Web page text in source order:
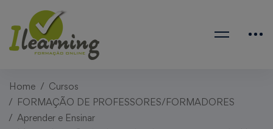
Home
Cursos
FORMAÇÃO DE PROFESSORES/FORMADORES
Aprender e Ensinar